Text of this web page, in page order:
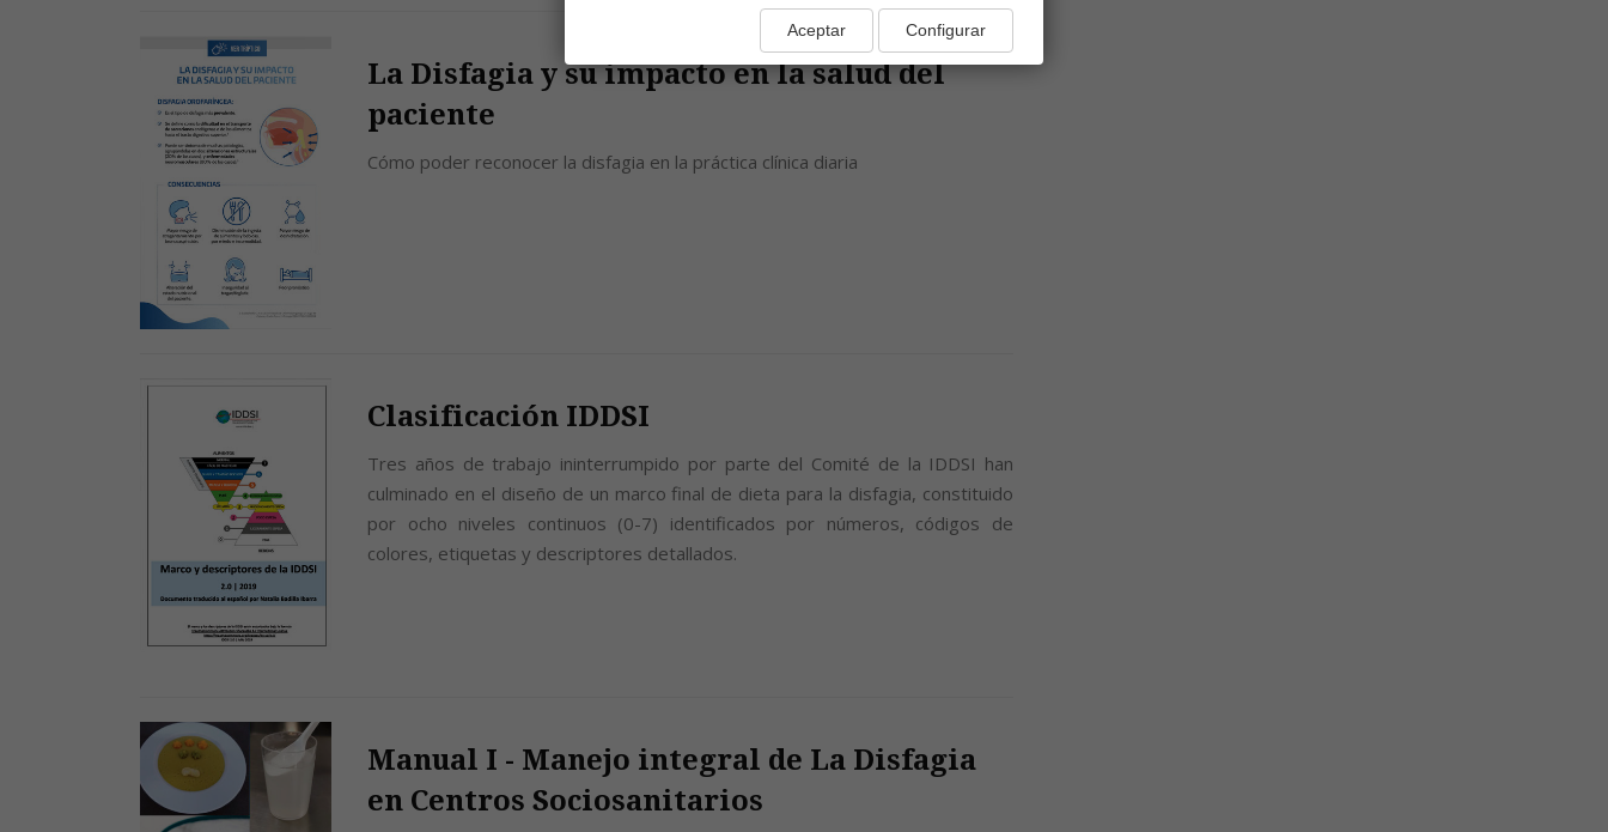
La Disfagia y su impacto en la salud del
paciente
Cómo poder reconocer la disfagia en la práctica clínica diaria
Clasificación IDDSI
Tres años de trabajo ininterrumpido por parte del Comité de la IDDSI han
culminado en el diseño de un marco final de dieta para la disfagia, constituido
por ocho niveles continuos (0-7) identificados por números, códigos de
colores, etiquetas y descriptores detallados.
Manual I - Manejo integral de La Disfagia
en Centros Sociosanitarios
Aceptar Configurar